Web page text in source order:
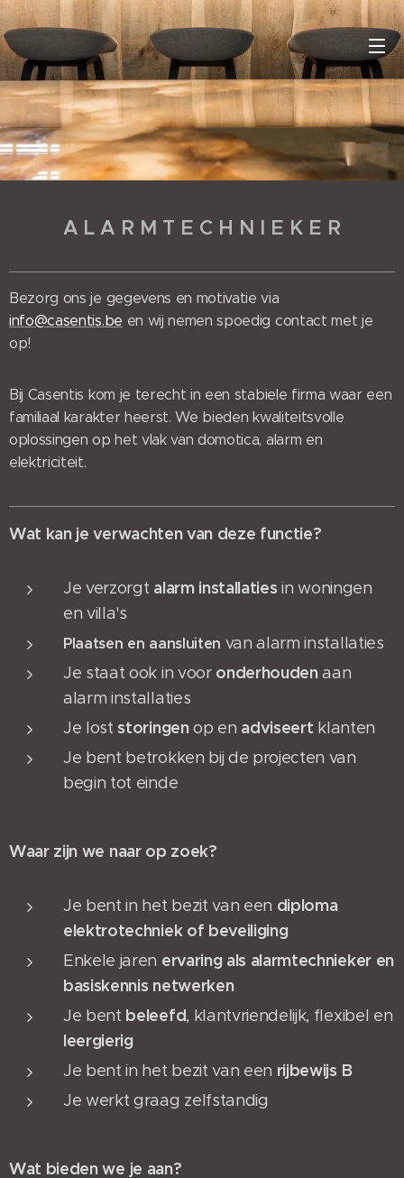
A L A R M T E C H N I E K E R
Bezorg ons je gegevens en motivatie via
info@casentis.be en wij nemen spoedig contact met je
op!
Bij Casentis kom je terecht in een stabiele firma waar een
familiaal karakter heerst. We bieden kwaliteitsvolle
oplossingen op het vlak van domotica, alarm en
elektriciteit.
Wat kan je verwachten van deze functie?
Je verzorgt alarm installatiesin woningen
en villa's
Plaatsen en aansluiten van alarm installaties
Je staat ook in voor onderhoudenaan
alarm installaties
Je loststoringenop en adviseert klanten
Je bent betrokken bij de projecten van
begin tot einde
Waar zijn we naar op zoek?
Je bent in het bezit van een diploma
elektrotechniek of beveiliging
Enkele jaren ervaring als alarmtechnieker en
basiskennis netwerken
Je bent beleefd, klantvriendelijk, flexibel en
leergierig
Je bent in het bezit van een rijbewijs B
Je werkt graag zelfstandig
Wat bieden we je aan?